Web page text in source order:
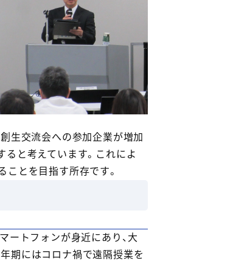
生交流会への参加企業が増加
ると考えています。これによ
ことを目指す所存です。
ートフォンが身近にあり、大
期にはコロナ禍で遠隔授業を